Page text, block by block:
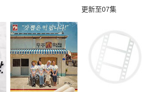
更新至07集